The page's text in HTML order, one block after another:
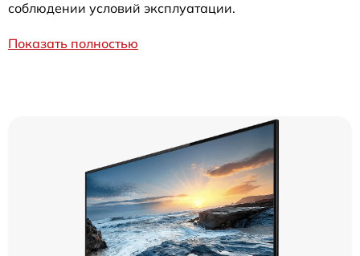
соблюдении условий эксплуатации.
Показать полностью